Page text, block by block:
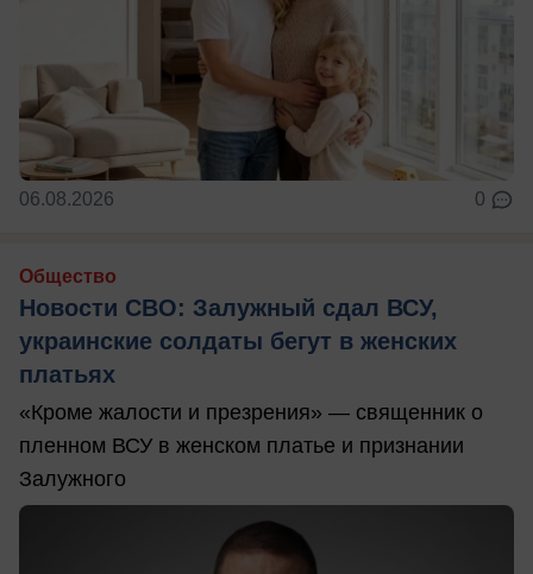
06.08.2026 0
Общество
Новости СВО: Залужный сдал ВСУ,
украинские солдаты бегут в женских
платьях
«Кроме жалости и презрения» — священник о
пленном ВСУ в женском платье и признании
Залужного